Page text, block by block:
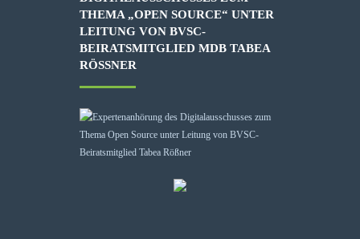
THEMA „OPEN SOURCE“ UNTER
LEITUNG VON BVSC-
BEIRATSMITGLIED MDB TABEA
RÖSSNER